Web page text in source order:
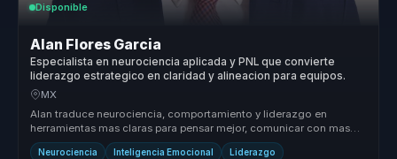
Disponible
Alan Flores Garcia
Especialista en neurociencia aplicada y PNL que convierte
liderazgo estrategico en claridad y alineacion para equipos.
MX
Alan traduce neurociencia, comportamiento y liderazgo en
herramientas mas claras para pensar mejor, comunicar con mas
criterio y tomar de...
Neurociencia Inteligencia Emocional Liderazgo